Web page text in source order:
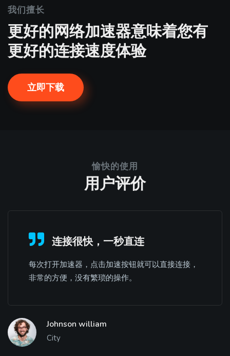
我们擅长
更好的网络加速器意味着您有
更好的连接速度体验
立即下载
愉快的使用
用户评价
连接很快，一秒直连
每次打开加速器，点击加速按钮就可以直接连接，
非常的方便，没有繁琐的操作。
Johnson william
City